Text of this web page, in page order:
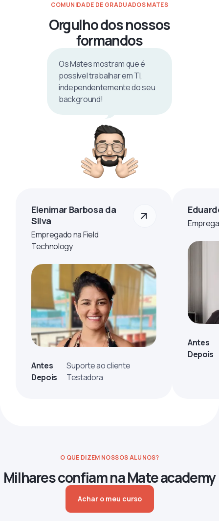
COMUNIDADE DE GRADUADOS MATES
Orgulho dos nossos
formandos
Os Mates mostram que é
possível trabalhar em TI,
independentemente do seu
background!
Elenimar Barbosa da
Silva
Empregado na Field
Technology
Antes
Suporte ao cliente
Depois
Testadora
Antes
Depois
O QUE DIZEM NOSSOS ALUNOS?
Milhares confiam na Mate academy
Achar o meu curso